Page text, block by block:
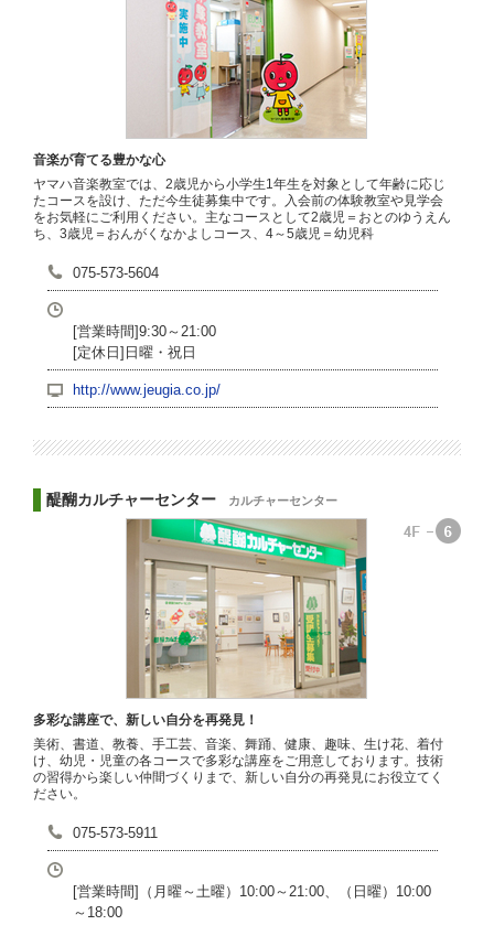
音楽が育てる豊かな心
ヤマハ音楽教室では、2歳児から小学生1年生を対象として年齢に応じ
たコースを設け、ただ今生徒募集中です。入会前の体験教室や見学会
をお気軽にご利用ください。主なコースとして2歳児＝おとのゆうえん
ち、3歳児＝おんがくなかよしコース、4～5歳児＝幼児科
075-573-5604
[営業時間]9:30～21:00
[定休日]日曜・祝日
http://www.jeugia.co.jp/
醍醐カルチャーセンター カルチャーセンター
多彩な講座で、新しい自分を再発見！
美術、書道、教養、手工芸、音楽、舞踊、健康、趣味、生け花、着付
け、幼児・児童の各コースで多彩な講座をご用意しております。技術
の習得から楽しい仲間づくりまで、新しい自分の再発見にお役立てく
ださい。
075-573-5911
[営業時間]（月曜～土曜）10:00～21:00、（日曜）10:00
～18:00